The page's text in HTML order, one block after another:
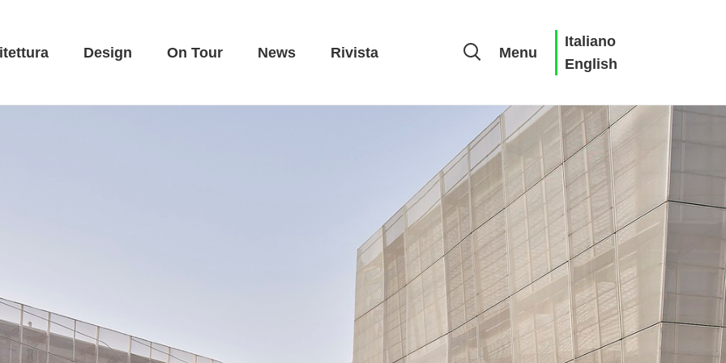
Design On Tour News Rivista Menu
Italiano
English